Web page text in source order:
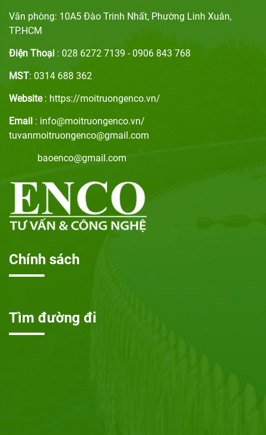
Văn phòng: 10A5 Đào Trinh Nhất, Phường Linh Xuân,
TP.HCM
Điện Thoại : 028 6272 7139 - 0906 843 768
MST: 0314 688 362
Website: https://moitruongenco.vn/
Email : info@moitruongenco.vn/
tuvanmoitruongenco@gmail.com
baoenco@gmail.com
Chính sách
Tìm đường đi